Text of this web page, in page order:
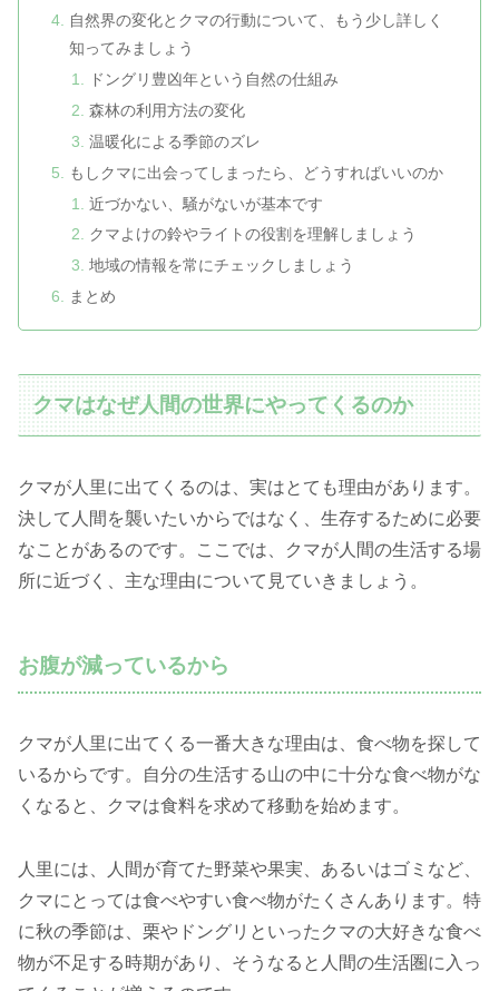
自然界の変化とクマの行動について、もう少し詳しく
知ってみましょう
ドングリ豊凶年という自然の仕組み
森林の利用方法の変化
温暖化による季節のズレ
もしクマに出会ってしまったら、どうすればいいのか
近づかない、騒がないが基本です
クマよけの鈴やライトの役割を理解しましょう
地域の情報を常にチェックしましょう
まとめ
クマはなぜ人間の世界にやってくるのか
クマが人里に出てくるのは、実はとても理由があります。
決して人間を襲いたいからではなく、生存するために必要
なことがあるのです。ここでは、クマが人間の生活する場
所に近づく、主な理由について見ていきましょう。
お腹が減っているから
クマが人里に出てくる一番大きな理由は、食べ物を探して
いるからです。自分の生活する山の中に十分な食べ物がな
くなると、クマは食料を求めて移動を始めます。
人里には、人間が育てた野菜や果実、あるいはゴミなど、
クマにとっては食べやすい食べ物がたくさんあります。特
に秋の季節は、栗やドングリといったクマの大好きな食べ
物が不足する時期があり、そうなると人間の生活圏に入っ